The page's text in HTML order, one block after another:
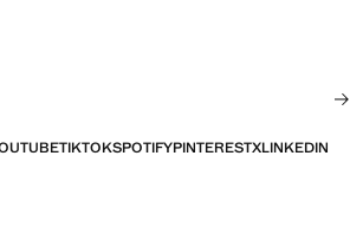
TIKTOKSPOTIFYPINTERESTXLINKEDIN